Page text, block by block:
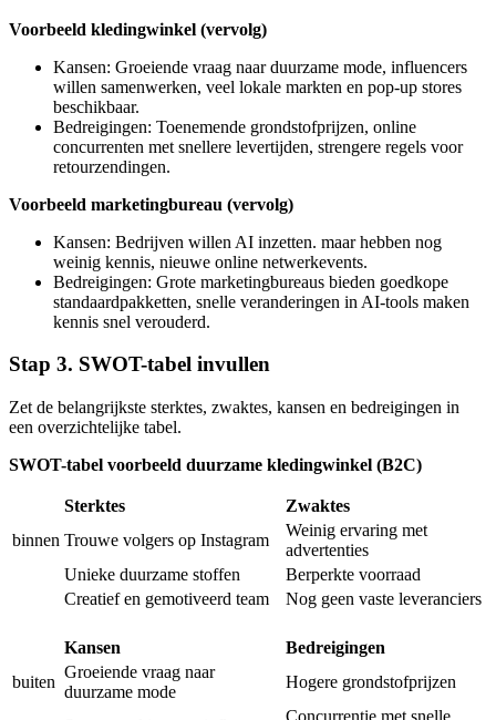
Voorbeeld kledingwinkel (vervolg)
Kansen: Groeiende vraag naar duurzame mode, influencers
willen samenwerken, veel lokale markten en pop-up stores
beschikbaar.
Bedreigingen: Toenemende grondstofprijzen, online
concurrenten met snellere levertijden, strengere regels voor
retourzendingen.
Voorbeeld marketingbureau (vervolg)
Kansen: Bedrijven willen AI inzetten. maar hebben nog
weinig kennis, nieuwe online netwerkevents.
Bedreigingen: Grote marketingbureaus bieden goedkope
standaardpakketten, snelle veranderingen in AI-tools maken
kennis snel verouderd.
Stap 3. SWOT-tabel invullen
Zet de belangrijkste sterktes, zwaktes, kansen en bedreigingen in
een overzichtelijke tabel.
SWOT-tabel voorbeeld duurzame kledingwinkel (B2C)
Sterktes
Zwaktes
binnen Trouwe volgers op Instagram
Weinig ervaring met
advertenties
Unieke duurzame stoffen
Berperkte voorraad
Creatief en gemotiveerd team
Nog geen vaste leveranciers
Kansen
Bedreigingen
buiten
Groeiende vraag naar
duurzame mode
Hogere grondstofprijzen